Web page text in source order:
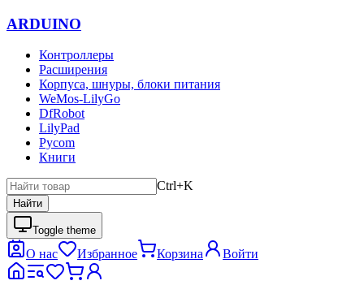
ARDUINO
Контроллеры
Расширения
Корпуса, шнуры, блоки питания
WeMos-LilyGo
DfRobot
LilyPad
Pycom
Книги
Ctrl+K
Найти
Toggle theme
О нас Избранное Корзина Войти